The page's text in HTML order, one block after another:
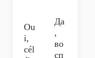
Ou
i,
cél
Да
,
во
сп